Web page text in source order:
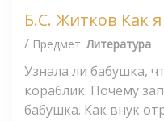
Б.С. Житков Как
/ Предмет:Литература
Узнала ли бабушка,
кораблик. Почему
бабушка. Как внук